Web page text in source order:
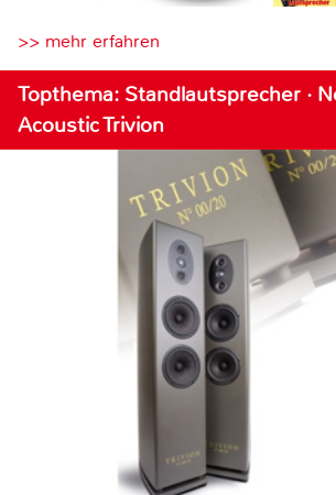
>> mehr erfahren
Topthema: Standlautsprecher ·
Acoustic Trivion